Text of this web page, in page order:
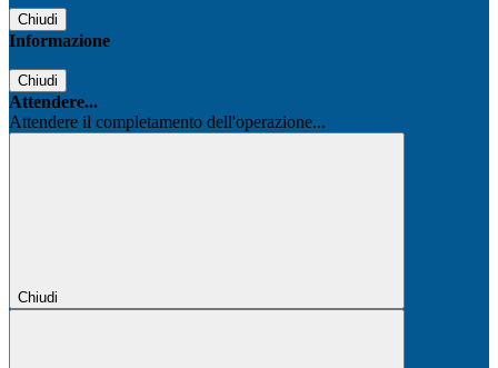
Chiudi
Informazione
Chiudi
Attendere...
Attendere il completamento dell'operazione...
Chiudi